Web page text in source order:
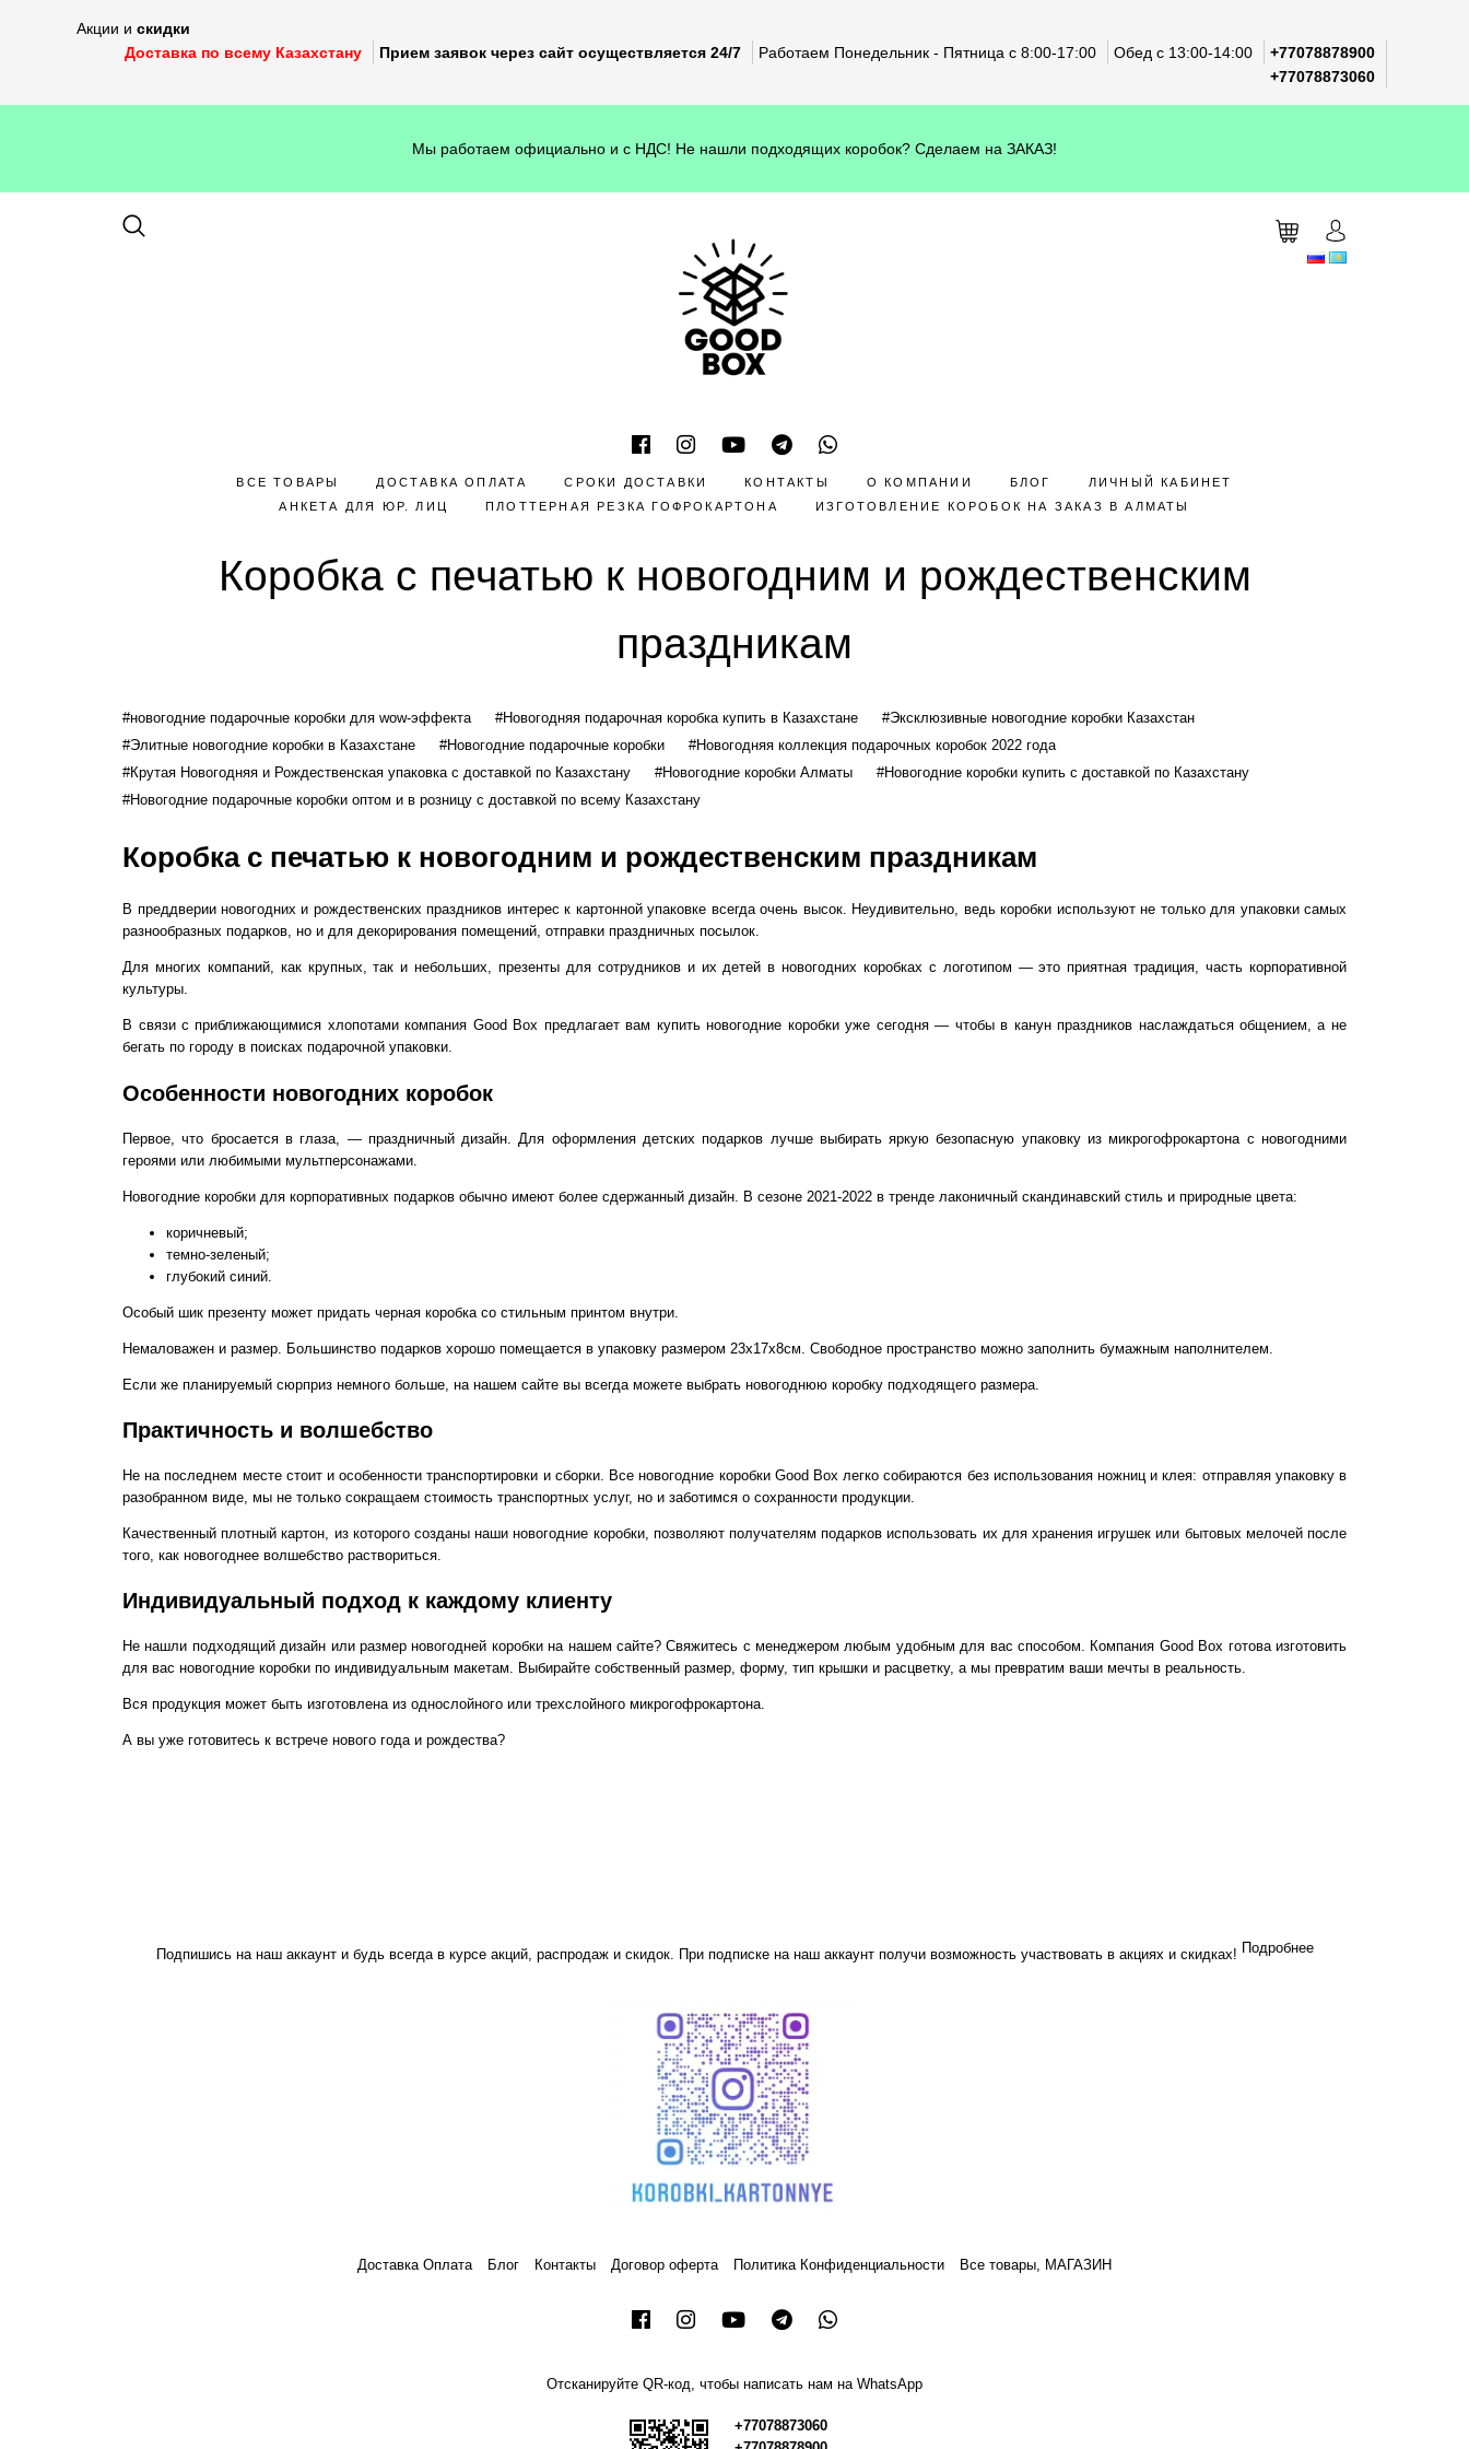
Акции и скидки
Доставка по всему Казахстану
Прием заявок через сайт осуществляется 24/7 Работаем Понедельник - Пятница с 8:00-17:00 Обед с 13:00-14:00
+77078878900
+77078873060
Мы работаем официально и с НДС! Не нашли подходящих коробок? Сделаем на ЗАКАЗ!
ВСЕ ТОВАРЫ ДОСТАВКА ОПЛАТА СРОКИ ДОСТАВКИ КОНТАКТЫ О КОМПАНИИ БЛОГ
ЛИЧНЫЙ КАБИНЕТ
АНКЕТА ДЛЯ ЮР. ЛИЦ
ПЛОТТЕРНАЯ РЕЗКА ГОФРОКАРТОНА ИЗГОТОВЛЕНИЕ КОРОБОК НА ЗАКАЗ В АЛМАТЫ
Коробка с печатью к новогодним и рождественским
праздникам
#новогодние подарочные коробки для wow-эффекта #Новогодняя подарочная коробка купить в Казахстане
#Эксклюзивные новогодние коробки Казахстан
#Элитные новогодние коробки в Казахстане
#Новогодние подарочные коробки
#Новогодняя коллекция подарочных коробок 2022 года
#Крутая Новогодняя и Рождественская упаковка с доставкой по Казахстану
#Новогодние коробки Алматы
#Новогодние коробки купить с доставкой по Казахстану
#Новогодние подарочные коробки оптом и в розницу с доставкой по всему Казахстану
Коробка с печатью к новогодним и рождественским праздникам
В преддверии новогодних и рождественских праздников интерес к картонной упаковке всегда очень высок. Неудивительно, ведь коробки используют не только для упаковки самых
разнообразных подарков, но и для декорирования помещений, отправки праздничных посылок.
Для многих компаний, как крупных, так и небольших, презенты для сотрудников и их детей вновогодних коробках с логотипом — это приятная традиция, часть корпоративной
культуры.
В связи с приближающимися хлопотами компания Good Box предлагает вам купитьновогодние коробкиуже сегодня — чтобы в канун праздников наслаждаться общением, а не
бегать по городу в поискахподарочной упаковки.
Особенности новогодних коробок
Первое, что бросается в глаза, — праздничный дизайн. Для оформления детских подарков лучше выбирать яркую безопасную упаковку из микрогофрокартона с новогодними
героями или любимыми мультперсонажами.
Новогодние коробки для корпоративных подарков обычно имеют более сдержанный дизайн. В сезоне 2021-2022 в тренде лаконичный скандинавский стиль и природные цвета:
коричневый;
темно-зеленый;
глубокий синий.
Особый шик презенту может придать черная коробка со стильным принтом внутри.
Немаловажен и размер. Большинство подарков хорошо помещается в упаковку размером 23х17х8см. Свободное пространство можно заполнить бумажным наполнителем.
Если же планируемый сюрприз немного больше, на нашем сайте вы всегда можете выбратьновогоднюю коробкуподходящего размера.
Практичность и волшебство
Не на последнем месте стоит и особенности транспортировки и сборки. Всеновогодние коробкиGood Box легко собираются без использования ножниц и клея: отправляя упаковку в
разобранном виде, мы не только сокращаем стоимость транспортных услуг, но и заботимся о сохранности продукции.
Качественный плотный картон, из которого созданы нашиновогодние коробки, позволяют получателям подарков использовать их для хранения игрушек или бытовых мелочей после
того, как новогоднее волшебство раствориться.
Индивидуальный подход к каждому клиенту
Не нашли подходящий дизайн или размерновогодней коробкина нашем сайте? Свяжитесь с менеджером любым удобным для вас способом. Компания Good Box готова изготовить
для васновогодние коробки по индивидуальным макетам. Выбирайте собственный размер, форму, тип крышки и расцветку, а мы превратим ваши мечты в реальность.
Вся продукция может быть изготовлена из однослойного или трехслойного микрогофрокартона.
А вы уже готовитесь к встрече нового года и рождества?
Подпишись на наш аккаунт и будь всегда в курсе акций, распродаж и скидок. При подписке на наш аккаунт получи возможность участвовать в акциях и скидках! Подробнее
Доставка Оплата Блог Контакты Договор оферта Политика Конфиденциальности Все товары, МАГАЗИН
Отсканируйте QR-код, чтобы написать нам на WhatsApp
+77078873060